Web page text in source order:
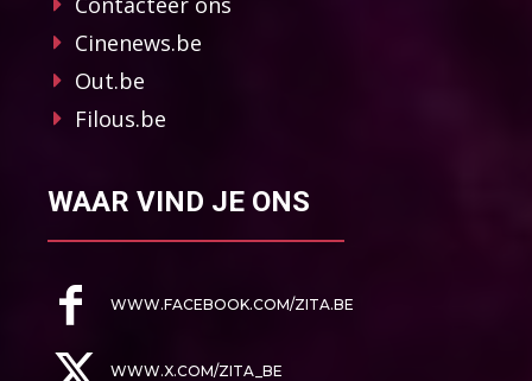
Cinenews.be
Out.be
Filous.be
WAAR VIND JE ONS
WWW.FACEBOOK.COM/ZITA.BE
WWW.X.COM/ZITA_BE